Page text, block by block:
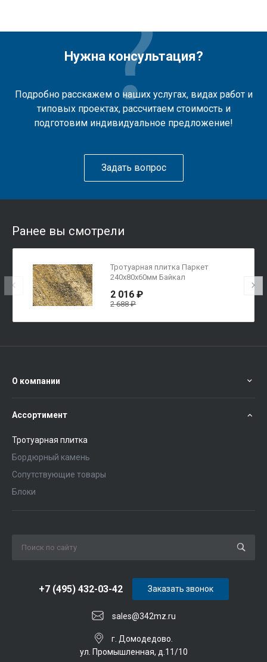
Нужна консультация?
Подробно расскажем о наших услугах, видах работ и
типовых проектах, рассчитаем стоимость и
подготовим индивидуальное предложение!
Задать вопрос
Ранее вы смотрели
Тротуарная плитка Паркет
240x80x60мм Байкал
2 016 ₽
2 688 ₽
О компании
Ассортимент
Тротуарная плитка
Бордюрный камень
Сопутствующие товары
Блоки
sales@342mz.ru
+7 (495) 432-03-42
г. Домодедово.
ул. Промышленная, д.11/10
Заказать звонок